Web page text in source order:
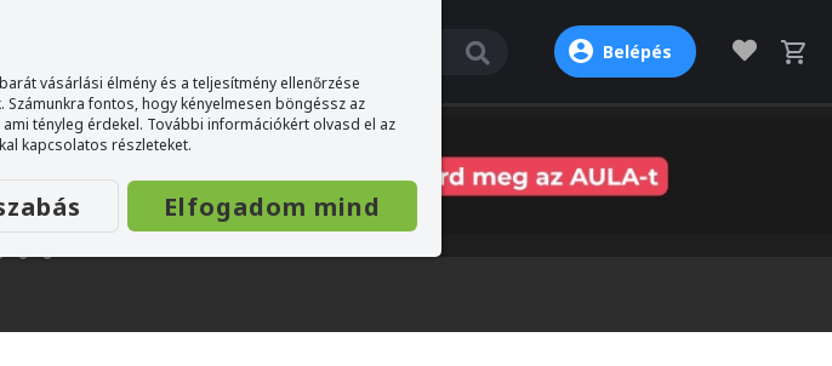
Belépés
vásárlási élmény és a teljesítmény ellenőrzése
fontos, hogy kényelmesen böngéssz az
tényleg érdekel. További információkért olvasd el az
kapcsolatos részleteket.
Elfogadom mind